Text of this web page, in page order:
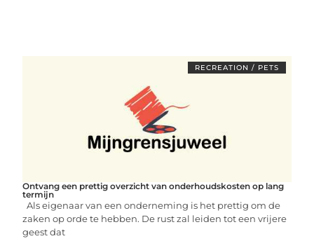
RECREATION / PETS
Ontvang een prettig overzicht van onderhoudskosten op lang
termijn
Als eigenaar van een onderneming is het prettig om de
zaken op orde te hebben. De rust zal leiden tot een vrijere
geest dat